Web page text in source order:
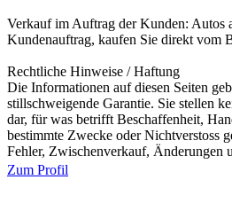
Verkauf im Auftrag der Kunden: Autos
Kundenauftrag, kaufen Sie direkt vom
Rechtliche Hinweise / Haftung
Die Informationen auf diesen Seiten
stillschweigende Garantie. Sie stellen
dar, für was betrifft Beschaffenheit,
bestimmte Zwecke oder Nichtverstoss
Fehler, Zwischenverkauf, Änderungen
Zum Profil